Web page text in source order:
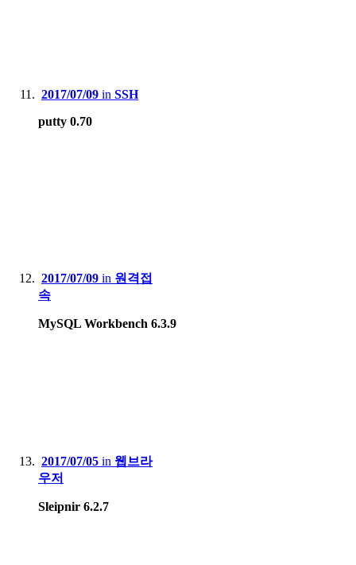
2017/07/09 in SSH
putty 0.70
2017/07/09 in 원격접
속
MySQL Workbench 6.3.9
2017/07/05 in 웹브라
우저
Sleipnir 6.2.7